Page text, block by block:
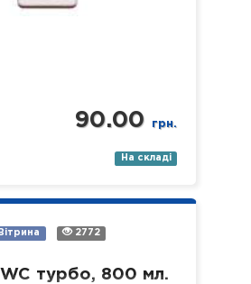
90.00 грн.
На складі
Вітрина 2772
WC турбо, 800 мл.